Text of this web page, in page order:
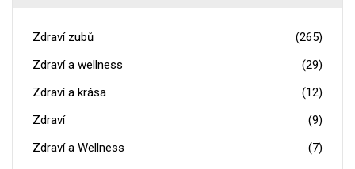
Zdraví zubů
(265)
Zdraví a wellness
(29)
Zdraví a krása
(12)
Zdraví
(9)
Zdraví a Wellness
(7)